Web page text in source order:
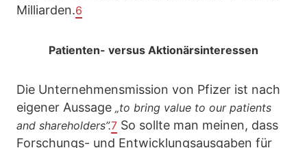
Milliarden.6
Patienten- versus Aktionärsinteressen
Die Unternehmensmission von Pfizer ist nach
eigener Aussage „to bring value to our patients
and shareholders”.7 So sollte man meinen, dass
Forschungs- und Entwicklungsausgaben für